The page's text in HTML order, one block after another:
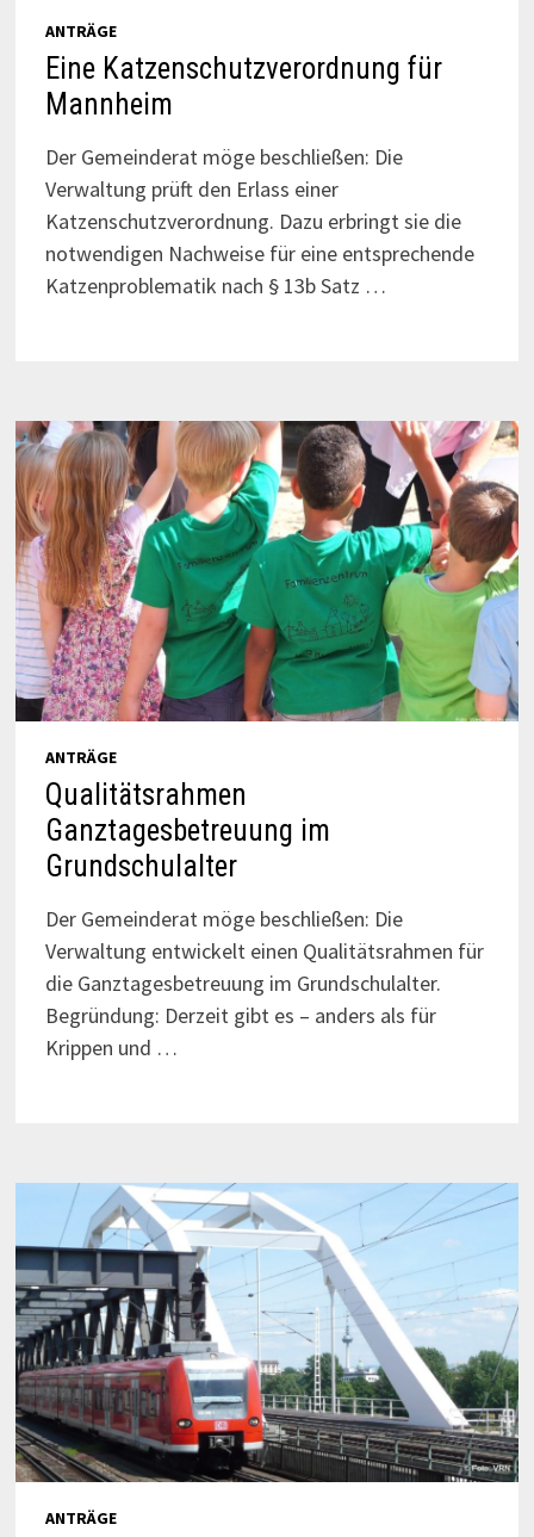
ANTRÄGE
Eine Katzenschutzverordnung für
Mannheim
Der Gemeinderat möge beschließen: Die
Verwaltung prüft den Erlass einer
Katzenschutzverordnung. Dazu erbringt sie die
notwendigen Nachweise für eine entsprechende
Katzenproblematik nach § 13b Satz …
ANTRÄGE
Qualitätsrahmen
Ganztagesbetreuung im
Grundschulalter
Der Gemeinderat möge beschließen: Die
Verwaltung entwickelt einen Qualitätsrahmen für
die Ganztagesbetreuung im Grundschulalter.
Begründung: Derzeit gibt es – anders als für
Krippen und …
ANTRÄGE